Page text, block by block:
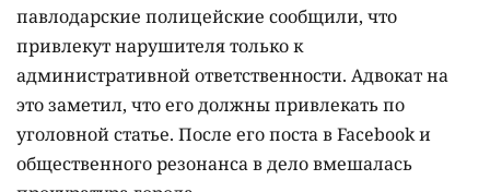
павлодарские полицейские сообщили, что
привлекут нарушителя только к
административной ответственности. Адвокат на
это заметил, что его должны привлекать по
уголовной статье. После его поста в Facebook и
общественного резонанса в дело вмешалась